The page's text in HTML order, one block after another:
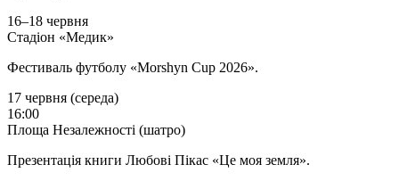
16–18 червня
Стадіон «Медик»
Фестиваль футболу «Morshyn Cup 2026».
17 червня (середа)
16:00
Площа Незалежності (шатро)
Презентація книги Любові Пікас «Це моя земля».